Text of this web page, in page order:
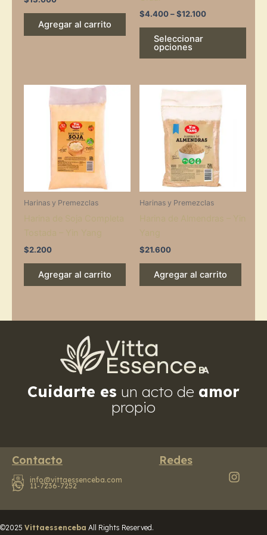
Agregar al carrito
$4.400–$12.100
Seleccionar
opciones
page
Harinas y Premezclas
$2.200
Agregar al carrito
Harinas y Premezclas
$21.600
Agregar al carrito
Cuidarte es un acto de amor
propio
Contacto
info@vittaessenceba.com
11-7236-7252
Redes
©2025 Vittaessenceba All Rights Reserved.